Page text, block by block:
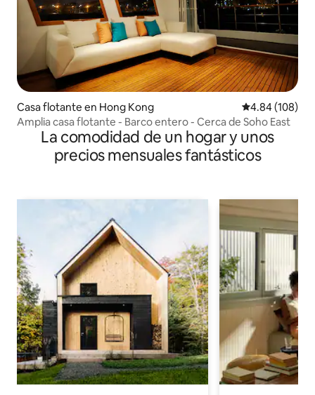
Casa flotante en Hong Kong Calificación
4.84 (108)
Amplia casa flotante - Barco entero - Cerca de Soho East
La comodidad de un hogar y unos
precios mensuales fantásticos